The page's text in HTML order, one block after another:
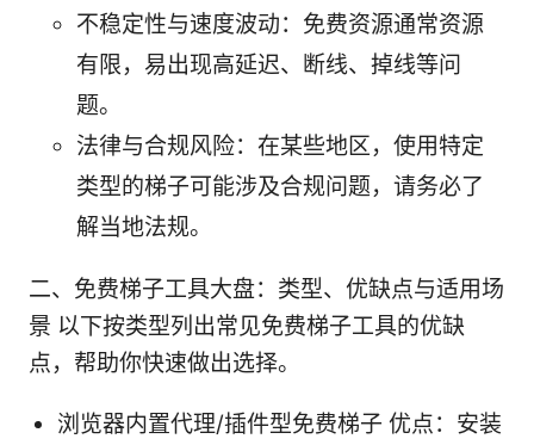
不稳定性与速度波动：免费资源通常资源
有限，易出现高延迟、断线、掉线等问
题。
法律与合规风险：在某些地区，使用特定
类型的梯子可能涉及合规问题，请务必了
解当地法规。
二、免费梯子工具大盘：类型、优缺点与适用场
景 以下按类型列出常见免费梯子工具的优缺
点，帮助你快速做出选择。
浏览器内置代理/插件型免费梯子 优点：安装